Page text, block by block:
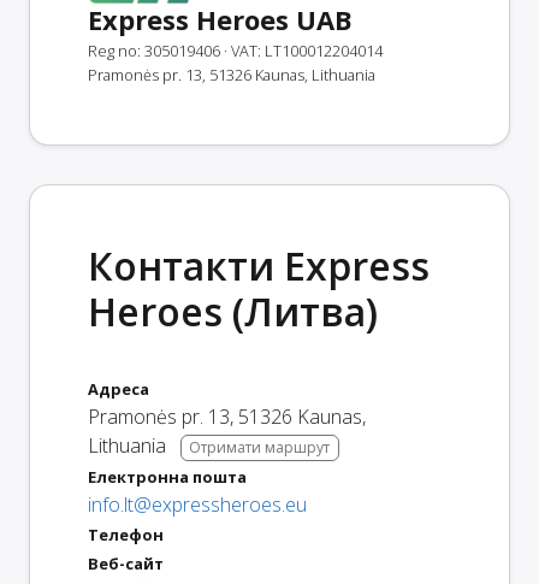
Express Heroes UAB
Reg no: 305019406 · VAT: LT100012204014
Pramonės pr. 13, 51326 Kaunas, Lithuania
Контакти Express
Heroes (Литва)
Адреса
Pramonės pr. 13, 51326 Kaunas,
Lithuania
Отримати маршрут
Електронна пошта
info.lt@expressheroes.eu
Телефон
Веб-сайт